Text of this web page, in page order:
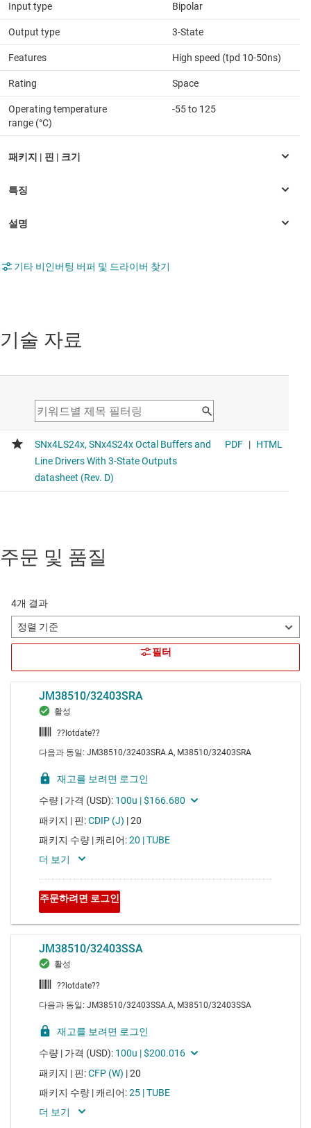
Input type Bipolar
Output type 3-State
Features High speed (tpd 10-50ns)
Rating Space
Operating temperature
range (°C)
-55 to 125
기타 비인버팅 버퍼 및 드라이버 찾기
기술 자료
주문 및 품질